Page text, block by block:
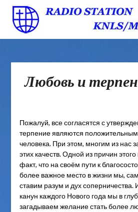
Любовь и
Пожалуй, все согласятся с
терпение являются
человека. При этом, многим из нас
этих качеств. Одной из причин
факт, что на своём пути к
более важное место в жизни мы,
ставим разум и дух соперничества.
канун каждого Нового года мы в
загадываем желание стать более